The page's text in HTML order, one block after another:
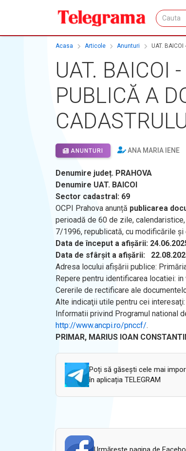
Acasa Articole Anunturi UAT. BAICOI
UAT. BAICOI
PUBLICĂ A
ANUNTURI ANA MARIA IENE
Denumire județ. PRAHOVA
Denumire UAT. BAICOI
Sector cadastral: 69
OCPI Prahova anunță publicarea
perioadă de 60 de zile,
7/1996, republicată, cu modificările
Data de început a afişării:
Data de sfârşit a afişării:
Adresa locului afişării publice:
Repere pentru identificarea locatiei:
Cererile de rectificare ale
Alte indicaţii utile pentru cei
Informatii privind Programul national
http://www.ancpi.ro/pnccf/.
PRIMAR, MARIUS IOAN
Poți să găsești cele mai
în aplicația TELEGRAM